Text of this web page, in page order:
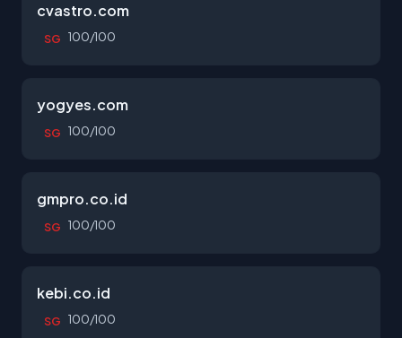
cvastro.com
SG 100/100
yogyes.com
SG 100/100
gmpro.co.id
SG 100/100
kebi.co.id
SG 100/100